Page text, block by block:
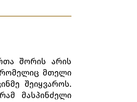
შორის არის
მთელი
შეიყვაროს.
მასპინძელი